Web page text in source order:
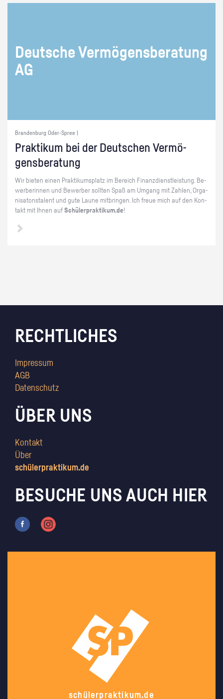
Deut­sche Ver­mö­gens­be­ra­tung
AG
Brandenburg Oder-Spree |
Prak­ti­kum bei der Deut­schen Ver­mö­
gens­be­ra­tung
Wir bie­ten einen Prak­ti­kums­platz im Be­reich Fi­nanz­dienst­leis­tung. Be­
wer­be­rin­nen und Be­wer­ber soll­ten Spaß am Um­gang mit Zah­len, Or­ga­
ni­sa­tons­ta­lent und gute Laune mit­brin­gen. Ich freue mich auf den Kon­
takt mit Ihnen auf Schü­ler­prak­ti­kum.de!
RECHTLICHES
Impressum
AGB
Datenschutz
ÜBER UNS
Kontakt
Über
schülerpraktikum.de
BESUCHE UNS AUCH HIER
schülerpraktikum.de